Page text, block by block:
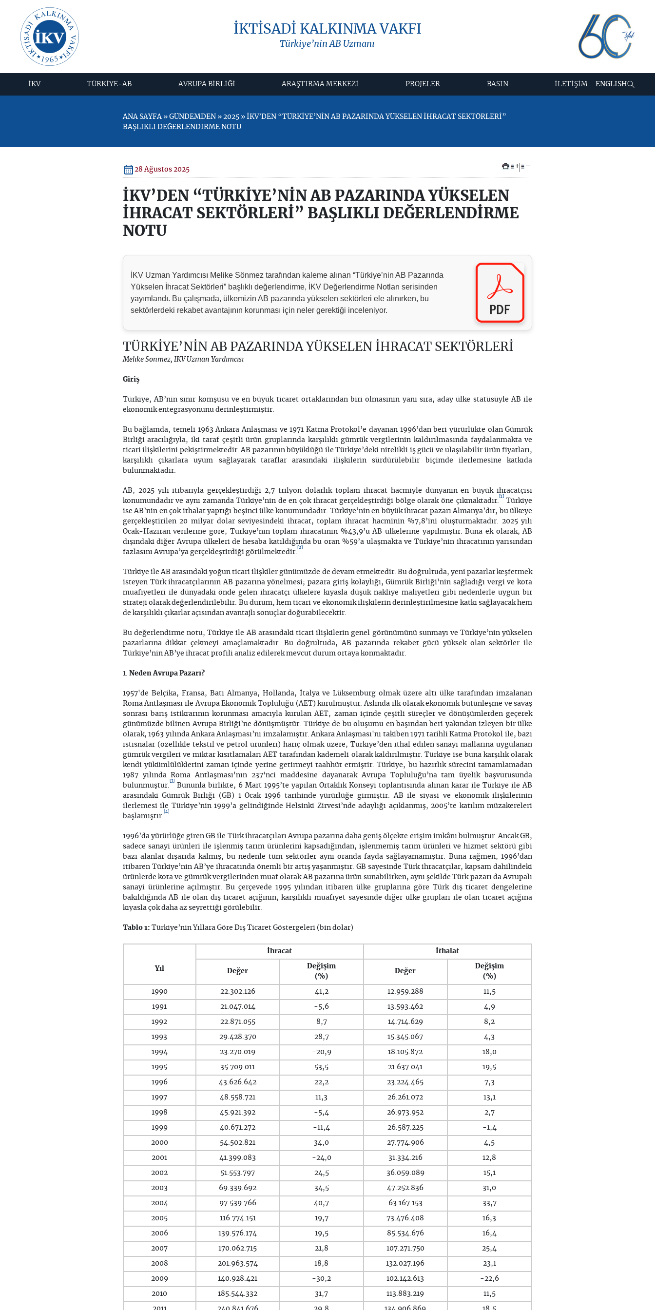
İKTİSADİ KALKINMA VAKFI
Türkiye’nin AB Uzmanı
İKV TÜRKİYE-AB AVRUPA BİRLİĞİ ARAŞTIRMA MERKEZİ PROJELER BASIN İLETİŞİM ENGLISH
ANA SAYFA » GÜNDEMDEN » 2025 » İKV’DEN “TÜRKİYE’NİN AB PAZARINDA YÜKSELEN İHRACAT SEKTÖRLERİ”
BAŞLIKLI DEĞERLENDİRME NOTU
28 Ağustos 2025 + –
İKV’DEN “TÜRKİYE’NİN AB PAZARINDA YÜKSELEN
İHRACAT SEKTÖRLERİ” BAŞLIKLI DEĞERLENDİRME
NOTU
İKV Uzman Yardımcısı Melike Sönmez tarafından kaleme alınan “Türkiye’nin AB Pazarında
Yükselen İhracat Sektörleri” başlıklı değerlendirme, İKV Değerlendirme Notları serisinden
yayımlandı. Bu çalışmada, ülkemizin AB pazarında yükselen sektörleri ele alınırken, bu
sektörlerdeki rekabet avantajının korunması için neler gerektiği inceleniyor.
TÜRKİYE’NİN AB PAZARINDA YÜKSELEN İHRACAT SEKTÖRLERİ
Melike Sönmez, İKV Uzman Yardımcısı
Giriş
Türkiye, AB’nin sınır komşusu ve en büyük ticaret ortaklarından biri olmasının yanı sıra, aday ülke statüsüyle AB ile
ekonomik entegrasyonunu derinleştirmiştir.
Bu bağlamda, temeli 1963 Ankara Anlaşması ve 1971 Katma Protokol’e dayanan 1996’dan beri yürürlükte olan Gümrük
Birliği aracılığıyla, iki taraf çeşitli ürün gruplarında karşılıklı gümrük vergilerinin kaldırılmasında faydalanmakta ve
ticari ilişkilerini pekiştirmektedir. AB pazarının büyüklüğü ile Türkiye’deki nitelikli iş gücü ve ulaşılabilir ürün fiyatları,
karşılıklı çıkarlara uyum sağlayarak taraflar arasındaki ilişkilerin sürdürülebilir biçimde ilerlemesine katkıda
bulunmaktadır.
AB, 2025 yılı itibarıyla gerçekleştirdiği 2,7 trilyon dolarlık toplam ihracat hacmiyle dünyanın en büyük ihracatçısı
konumundadır ve aynı zamanda Türkiye’nin de en çok ihracat gerçekleştirdiği bölge olarak öne çıkmaktadır.
[1]
Türkiye
ise AB’nin en çok ithalat yaptığı beşinci ülke konumundadır. Türkiye’nin en büyük ihracat pazarı Almanya’dır; bu ülkeye
gerçekleştirilen 20 milyar dolar seviyesindeki ihracat, toplam ihracat hacminin %7,8’ini oluşturmaktadır. 2025 yılı
Ocak-Haziran verilerine göre, Türkiye’nin toplam ihracatının %43,9’u AB ülkelerine yapılmıştır. Buna ek olarak, AB
dışındaki diğer Avrupa ülkeleri de hesaba katıldığında bu oran %59’a ulaşmakta ve Türkiye’nin ihracatının yarısından
fazlasını Avrupa’ya gerçekleştirdiği görülmektedir.
[2]
Türkiye ile AB arasındaki yoğun ticari ilişkiler günümüzde de devam etmektedir. Bu doğrultuda, yeni pazarlar keşfetmek
isteyen Türk ihracatçılarının AB pazarına yönelmesi; pazara giriş kolaylığı, Gümrük Birliği’nin sağladığı vergi ve kota
muafiyetleri ile dünyadaki önde gelen ihracatçı ülkelere kıyasla düşük nakliye maliyetleri gibi nedenlerle uygun bir
strateji olarak değerlendirilebilir. Bu durum, hem ticari ve ekonomik ilişkilerin derinleştirilmesine katkı sağlayacak hem
de karşılıklı çıkarlar açısından avantajlı sonuçlar doğurabilecektir.
Bu değerlendirme notu, Türkiye ile AB arasındaki ticari ilişkilerin genel görünümünü sunmayı ve Türkiye’nin yükselen
pazarlarına dikkat çekmeyi amaçlamaktadır. Bu doğrultuda, AB pazarında rekabet gücü yüksek olan sektörler ile
Türkiye’nin AB’ye ihracat profili analiz edilerek mevcut durum ortaya konmaktadır.
Neden Avrupa Pazarı?
1957'de Belçika, Fransa, Batı Almanya, Hollanda, İtalya ve Lüksemburg olmak üzere altı ülke tarafından imzalanan
Roma Antlaşması ile Avrupa Ekonomik Topluluğu (AET) kurulmuştur. Aslında ilk olarak ekonomik bütünleşme ve savaş
sonrası barış istikrarının korunması amacıyla kurulan AET, zaman içinde çeşitli süreçler ve dönüşümlerden geçerek
günümüzde bilinen Avrupa Birliği’ne dönüşmüştür. Türkiye de bu oluşumu en başından beri yakından izleyen bir ülke
olarak, 1963 yılında Ankara Anlaşması’nı imzalamıştır. Ankara Anlaşması'nı takiben 1971 tarihli Katma Protokol ile, bazı
istisnalar (özellikle tekstil ve petrol ürünleri) hariç olmak üzere, Türkiye’den ithal edilen sanayi mallarına uygulanan
gümrük vergileri ve miktar kısıtlamaları AET tarafından kademeli olarak kaldırılmıştır. Türkiye ise buna karşılık olarak
kendi yükümlülüklerini zaman içinde yerine getirmeyi taahhüt etmiştir. Türkiye, bu hazırlık sürecini tamamlamadan
1987 yılında Roma Antlaşması'nın 237‘nci maddesine dayanarak Avrupa Topluluğu’na tam üyelik başvurusunda
bulunmuştur.
[3]
Bununla birlikte, 6 Mart 1995’te yapılan Ortaklık Konseyi toplantısında alınan karar ile Türkiye ile AB
arasındaki Gümrük Birliği (GB) 1 Ocak 1996 tarihinde yürürlüğe girmiştir. AB ile siyasi ve ekonomik ilişkilerinin
ilerlemesi ile Türkiye’nin 1999’a gelindiğinde Helsinki Zirvesi’nde adaylığı açıklanmış, 2005’te katılım müzakereleri
başlamıştır.
[4]
1996’da yürürlüğe giren GB ile Türk ihracatçıları Avrupa pazarına daha geniş ölçekte erişim imkânı bulmuştur. Ancak GB,
sadece sanayi ürünleri ile işlenmiş tarım ürünlerini kapsadığından, işlenmemiş tarım ürünleri ve hizmet sektörü gibi
bazı alanlar dışarıda kalmış, bu nedenle tüm sektörler aynı oranda fayda sağlayamamıştır. Buna rağmen, 1996’dan
itibaren Türkiye’nin AB’ye ihracatında önemli bir artış yaşanmıştır. GB sayesinde Türk ihracatçılar, kapsam dahilindeki
ürünlerde kota ve gümrük vergilerinden muaf olarak AB pazarına ürün sunabilirken, aynı şekilde Türk pazarı da Avrupalı
sanayi ürünlerine açılmıştır. Bu çerçevede 1995 yılından itibaren ülke gruplarına göre Türk dış ticaret dengelerine
bakıldığında AB ile olan dış ticaret açığının, karşılıklı muafiyet sayesinde diğer ülke grupları ile olan ticaret açığına
kıyasla çok daha az seyrettiği görülebilir.
Tablo 1: Türkiye’nin Yıllara Göre Dış Ticaret Göstergeleri (bin dolar)
Yıl
İhracat İthalat
Değer
Değişim
(%)
Değer
Değişim
(%)
1990 22.302.126 41,2 12.959.288 11,5
1991 21.047.014 -5,6 13.593.462 4,9
1992 22.871.055 8,7 14.714.629 8,2
1993 29.428.370 28,7 15.345.067 4,3
1994 23.270.019 -20,9 18.105.872 18,0
1995 35.709.011 53,5 21.637.041 19,5
1996 43.626.642 22,2 23.224.465 7,3
1997 48.558.721 11,3 26.261.072 13,1
1998 45.921.392 -5,4 26.973.952 2,7
1999 40.671.272 -11,4 26.587.225 -1,4
2000 54.502.821 34,0 27.774.906 4,5
2001 41.399.083 -24,0 31.334.216 12,8
2002 51.553.797 24,5 36.059.089 15,1
2003 69.339.692 34,5 47.252.836 31,0
2004 97.539.766 40,7 63.167.153 33,7
2005 116.774.151 19,7 73.476.408 16,3
2006 139.576.174 19,5 85.534.676 16,4
2007 170.062.715 21,8 107.271.750 25,4
2008 201.963.574 18,8 132.027.196 23,1
2009 140.928.421 -30,2 102.142.613 -22,6
2010 185.544.332 31,7 113.883.219 11,5